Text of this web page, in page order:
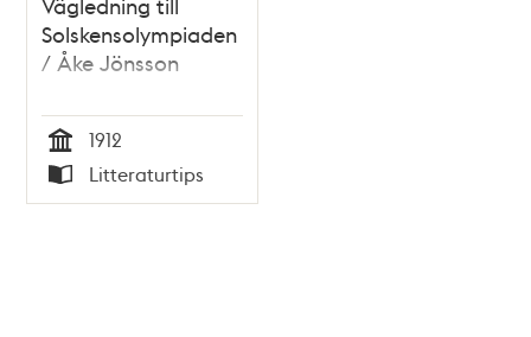
Solskensolympiaden
/ Åke Jönsson
Tid
1912
Typ
Litteraturtips